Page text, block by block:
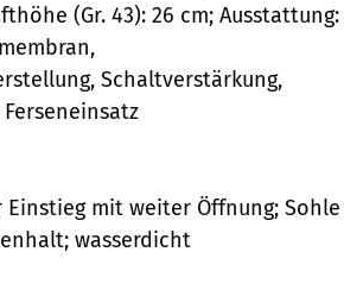
(Gr. 43): 26 cm; Ausstattung:
Schaltverstärkung,
Einstieg mit weiter Öffnung; Sohle
wasserdicht